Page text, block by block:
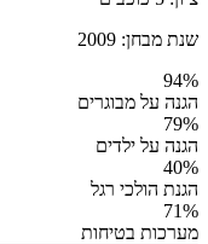
שנת מבחן: 2009
94%
הגנה על מבוגרים
79%
הגנה על ילדים
40%
הגנת הולכי רגל
71%
מערכות בטיחות